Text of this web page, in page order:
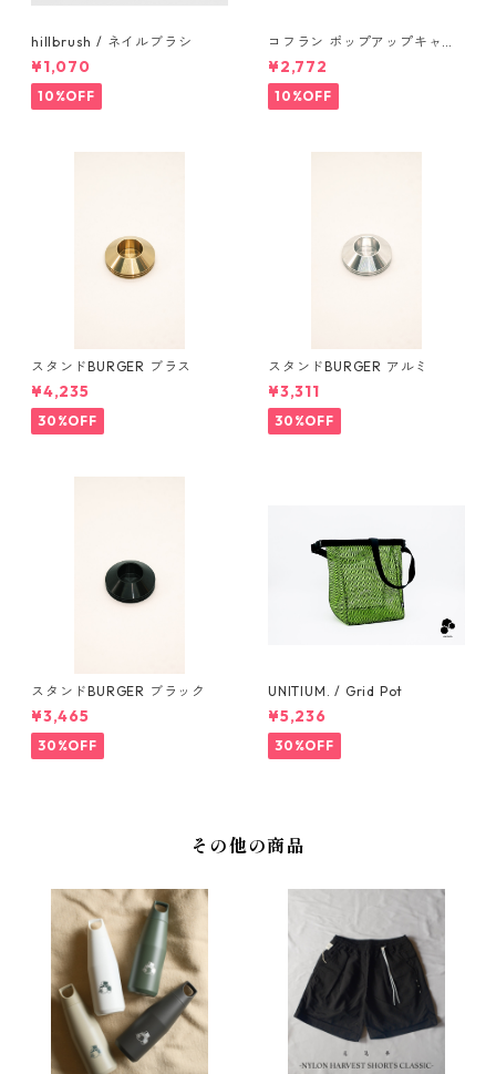
hillbrush / ネイルブラシ
¥1,070
10%OFF
コフラン ポップアップキャン
プトラッシュカン Sサイズ
¥2,772
10%OFF
スタンドBURGER ブラス
¥4,235
30%OFF
スタンドBURGER アルミ
¥3,311
30%OFF
スタンドBURGER ブラック
¥3,465
30%OFF
UNITIUM. / Grid Pot
¥5,236
30%OFF
その他の商品